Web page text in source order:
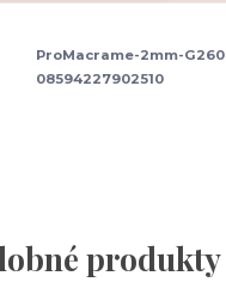
ProMacrame-2mm-G260
08594227902510
produkty